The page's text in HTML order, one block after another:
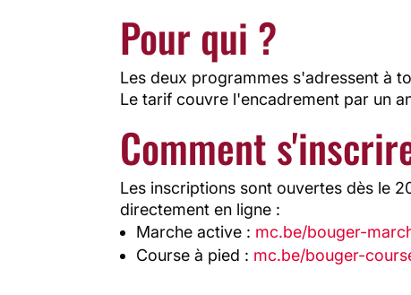
Pour qui ?
Les deux programmes s'adressent à
Le tarif couvre l'encadrement par un
Comment
Les inscriptions sont ouvertes dès le
directement en ligne :
Marche active : mc.be/bouger-
Course à pied : mc.be/bouger-